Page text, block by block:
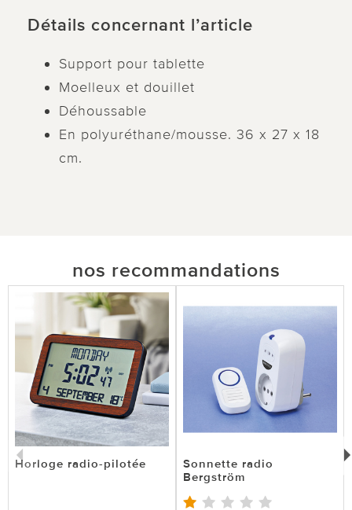
Détails concernant l’article
Support pour tablette
Moelleux et douillet
Déhoussable
En polyuréthane/mousse. 36 x 27 x 18
cm.
nos recommandations
Horloge radio-pilotée
Sonnette radio
Bergström